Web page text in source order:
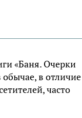
«Баня. Очерки
в
часто